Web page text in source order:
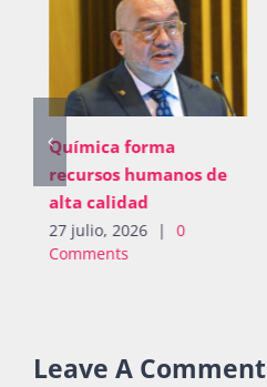
Química forma
recursos humanos de
alta calidad
27 julio, 2026 |
0
Comments
Leave A Comment